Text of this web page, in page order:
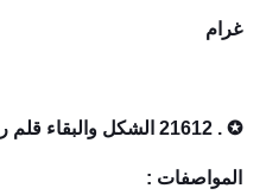
غرام
✪ . 21612 الشكل والبقاء قلم رصاص اللون واضح
المواصفات :